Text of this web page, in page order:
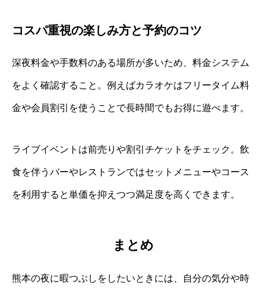
コスパ重視の楽しみ方と予約のコツ
深夜料金や手数料のある場所が多いため、料金システム
をよく確認すること。例えばカラオケはフリータイム料
金や会員割引を使うことで長時間でもお得に遊べます。
ライブイベントは前売りや割引チケットをチェック。飲
食を伴うバーやレストランではセットメニューやコース
を利用すると単価を抑えつつ満足度を高くできます。
まとめ
熊本の夜に暇つぶしをしたいときには、自分の気分や時